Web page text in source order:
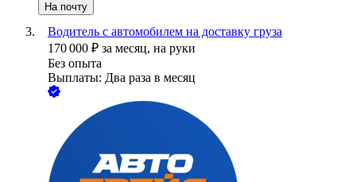
На почту
Водитель с автомобилем на доставку груза
170 000 ₽ за месяц, на руки
Без опыта
Выплаты: Два раза в месяц